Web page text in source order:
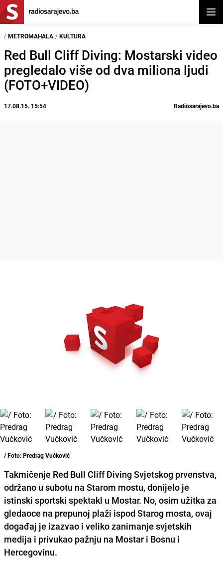
/ METROMAHALA / KULTURA
Red Bull Cliff Diving: Mostarski video
pregledalo više od dva miliona ljudi
(FOTO+VIDEO)
17.08.15. 15:54 Radiosarajevo.ba
/ Foto: Predrag Vučković
Takmičenje Red Bull Cliff Diving Svjetskog prvenstva,
održano u subotu na Starom mostu, donijelo je
istinski sportski spektakl u Mostar. No, osim užitka za
gledaoce na prepunoj plaži ispod Starog mosta, ovaj
događaj je izazvao i veliko zanimanje svjetskih
medija i privukao pažnju na Mostar i Bosnu i
Hercegovinu.